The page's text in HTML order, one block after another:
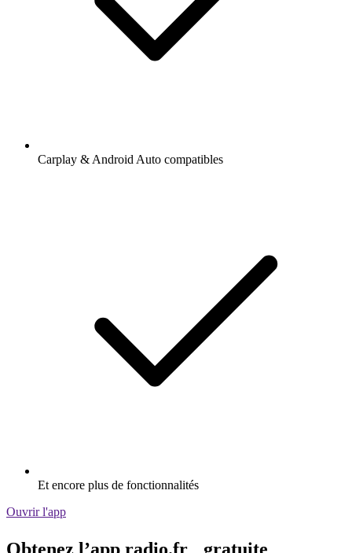
Carplay & Android Auto compatibles
Et encore plus de fonctionnalités
Ouvrir l'app